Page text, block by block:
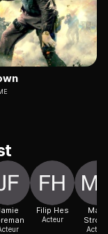
Filip Hes
Acteur
Mark
Acteur